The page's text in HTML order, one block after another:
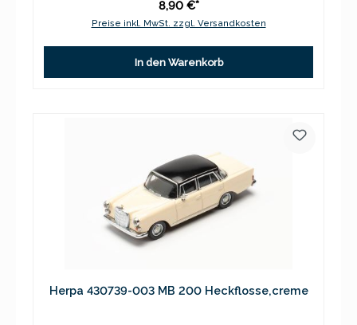
8,90 €*
Preise inkl. MwSt. zzgl. Versandkosten
In den Warenkorb
Herpa 430739-003 MB 200 Heckflosse,creme